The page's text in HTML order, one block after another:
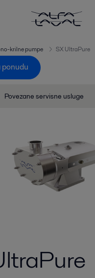
krilne pumpe SX UltraPure
ponudu
Povezane servisne usluge